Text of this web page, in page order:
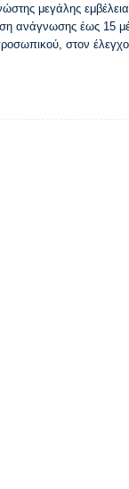
μεγάλης
ανάγνωσης έως 15
στον